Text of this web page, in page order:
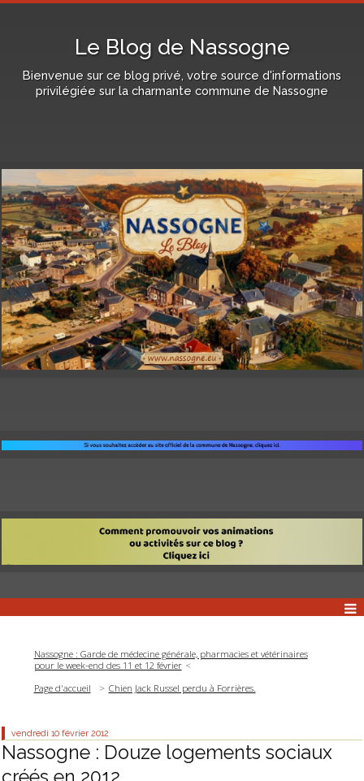
Le Blog de Nassogne
Bienvenue sur ce blog privé, votre source d'informations
privilégiée sur la charmante commune de Nassogne
Nassogne : Garde de médecine générale, pharmacies et vétérinaires
pour le week-end des 11 et 12 février
Page d'accueil
Chien Jack Russel perdu à Forrières.
vendredi 10 février 2012
Nassogne : Douze logements sociaux